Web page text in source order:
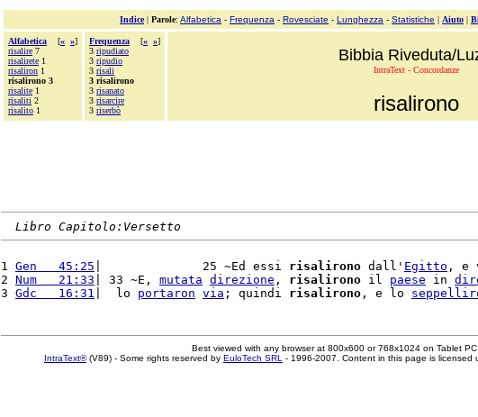
Indice| Parole: Alfabetica - Frequenza - Rovesciate - Lunghezza - Statistiche | Aiuto |
Alfabetica [« »]
risalire 7
risalirete 1
risaliron 1
risalirono 3
risalite 1
risaliti 2
risalito 1
Frequenza [« »]
3 ripudiato
3 ripudio
3 risali
3 risalirono
3 risanato
3 risarcire
3 riserbò
Bibbia Riveduta/
IntraText - Concordanze
risalirono
Libro Capitolo:Versetto
1 Gen   45:25 |              25 ~Ed essi risalirono dall' Egitto , e
2 Num   21:33 | 33 ~E, mutata direzione , risalirono il paese in
3 Gdc   16:31 |  lo portaron via ; quindi risalirono , e lo
Best viewed with any browser at 800x600 or 768x1024 on Tablet PC
IntraText®(V89) - Some rights reserved by EuloTech SRL - 1996-2007. Content in this page is licensed